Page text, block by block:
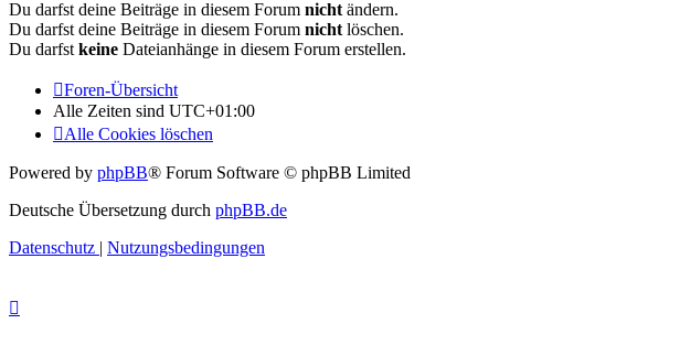
Du darfst deine Beiträge in diesem Forum nicht ändern.
Du darfst deine Beiträge in diesem Forum nicht löschen.
Du darfst keine Dateianhänge in diesem Forum erstellen.
Foren-Übersicht
Alle Zeiten sind UTC+01:00
Alle Cookies löschen
Powered by phpBB® Forum Software © phpBB Limited
Deutsche Übersetzung durch phpBB.de
Datenschutz | Nutzungsbedingungen